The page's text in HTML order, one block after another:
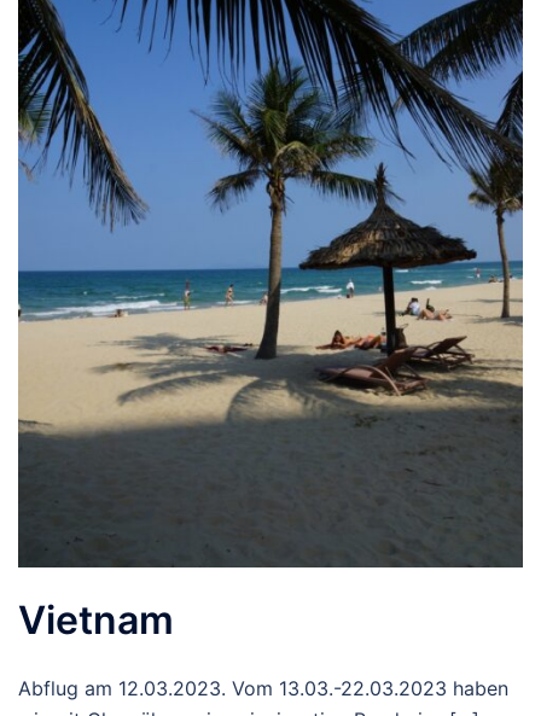
Vietnam
Abflug am 12.03.2023. Vom 13.03.-22.03.2023 haben